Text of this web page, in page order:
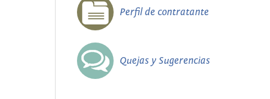
Perfil de contratante
Quejas y Sugerencias